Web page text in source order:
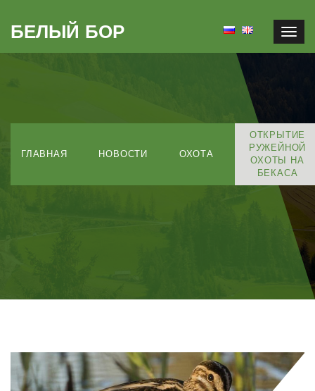
БЕЛЫЙ БОР
ГЛАВНАЯ НОВОСТИ ОХОТА
ОТКРЫТИЕ
РУЖЕЙНОЙ
ОХОТЫ НА
БЕКАСА